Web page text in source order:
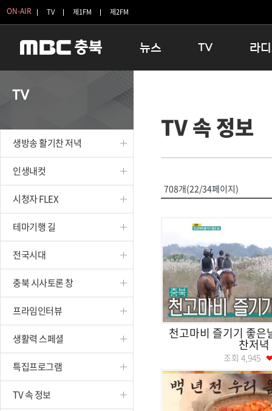
ON-AIR TV 제1FM 제2FM
뉴스
보은
옥천
TV
인생내컷
테마기행 길
시청자 FLEX
특집프로그램
종영프로그램
라
16:00 완
우리 고
TV
생방송 활기찬 저녁
인생내컷
시청자 FLEX
테마기행 길
전국시대
충북 시사토론 창
프라임인터뷰
생활력 스페셜
특집프로그램
TV 속 정보
TV 속 정보
708개(22/34페이지)
천고마비 즐기기 좋은
찬저녁
조회 4,945